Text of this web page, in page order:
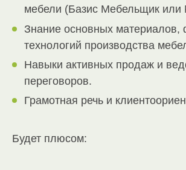
мебели (Базис Мебельщик или
Знание основных материалов,
технологий производства
Навыки активных продаж и
переговоров.
Грамотная речь и
Будет плюсом: